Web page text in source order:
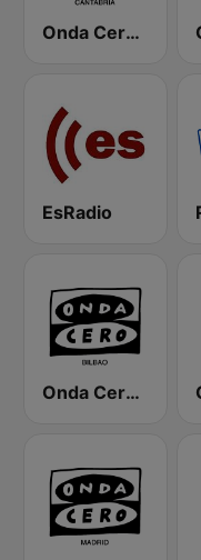
Onda Cero Santander
EsRadio
Onda Cero Bilbao